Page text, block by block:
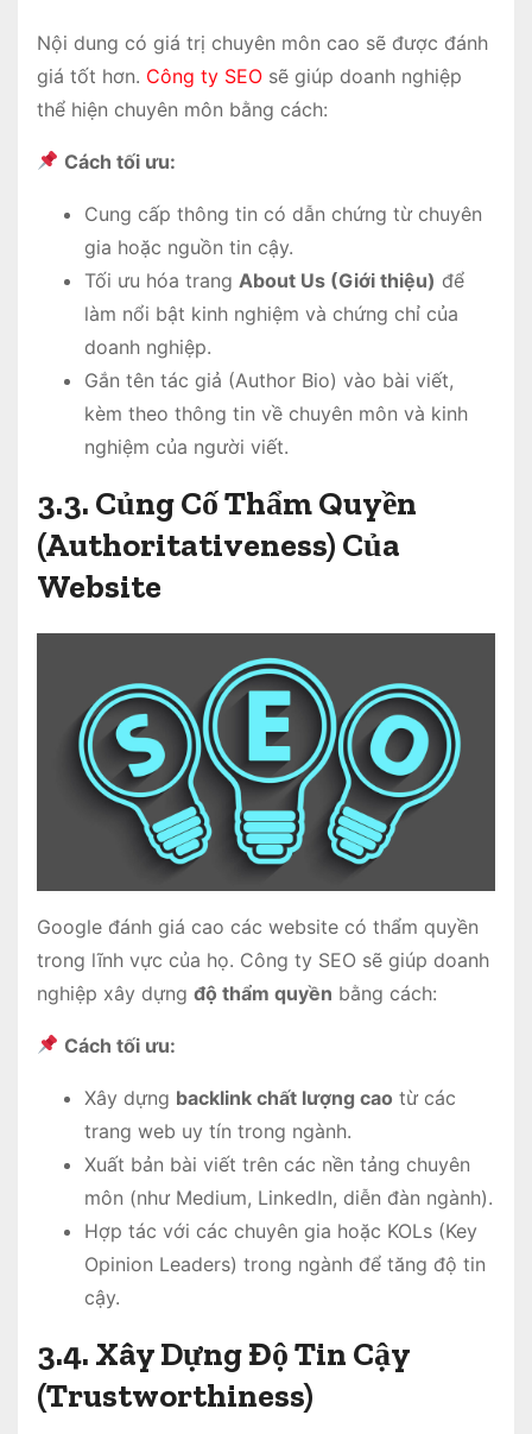
Nội dung có giá trị chuyên môn cao sẽ được đánh
giá tốt hơn. Công ty SEO sẽ giúp doanh nghiệp
thể hiện chuyên môn bằng cách:
Cách tối ưu:
Cung cấp thông tin có dẫn chứng từ chuyên
gia hoặc nguồn tin cậy.
Tối ưu hóa trang About Us (Giới thiệu) để
làm nổi bật kinh nghiệm và chứng chỉ của
doanh nghiệp.
Gắn tên tác giả (Author Bio) vào bài viết,
kèm theo thông tin về chuyên môn và kinh
nghiệm của người viết.
3.3. Củng Cố Thẩm Quyền
(Authoritativeness) Của
Website
Google đánh giá cao các website có thẩm quyền
trong lĩnh vực của họ. Công ty SEO sẽ giúp doanh
nghiệp xây dựng độ thẩm quyền bằng cách:
Cách tối ưu:
Xây dựng backlink chất lượng cao từ các
trang web uy tín trong ngành.
Xuất bản bài viết trên các nền tảng chuyên
môn (như Medium, LinkedIn, diễn đàn ngành).
Hợp tác với các chuyên gia hoặc KOLs (Key
Opinion Leaders) trong ngành để tăng độ tin
cậy.
3.4. Xây Dựng Độ Tin Cậy
(Trustworthiness)